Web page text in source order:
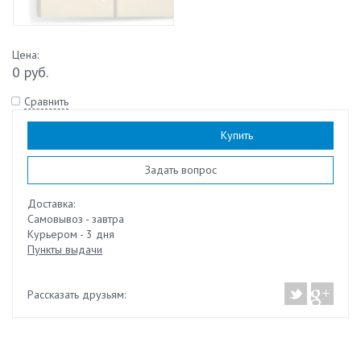
Цена:
0 руб.
Сравнить
Купить
Задать вопрос
Доставка:
Самовывоз - завтра
Курьером - 3 дня
Пункты выдачи
Рассказать друзьям: